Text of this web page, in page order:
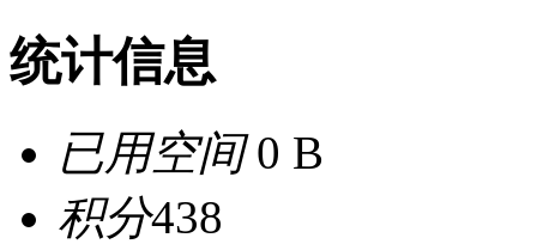
统计信息
已用空间0 B
积分438